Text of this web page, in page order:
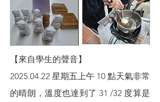
【來自學生的聲音】
2025.04.22 星期五上午 10 點天氣非常
的晴朗，溫度也達到了 31 /32 度算是